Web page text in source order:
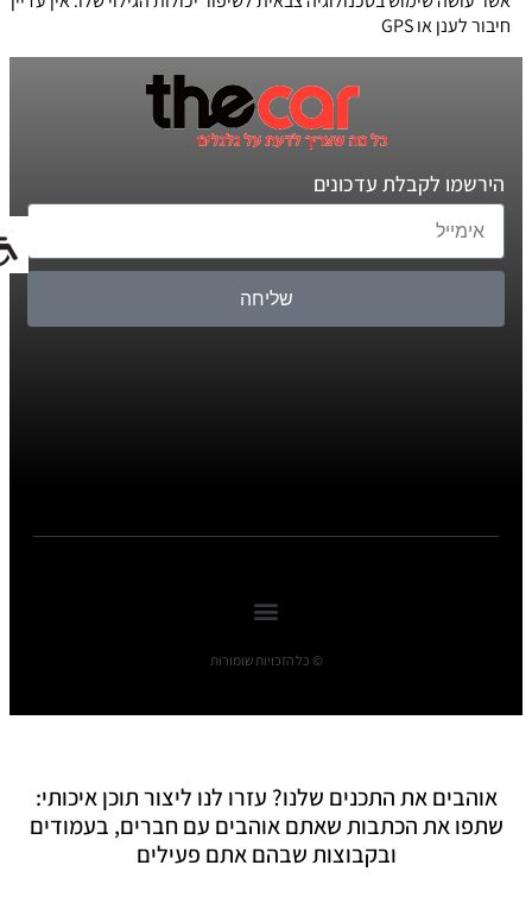
חיבור לענן או GPS
הירשמו לקבלת עדכונים
שליחה
© כל הזכויות שומורות
אוהבים את התכנים שלנו? עזרו לנו ליצור תוכן איכותי:
שתפו את הכתבות שאתם אוהבים עם חברים, בעמודים
ובקבוצות שבהם אתם פעילים